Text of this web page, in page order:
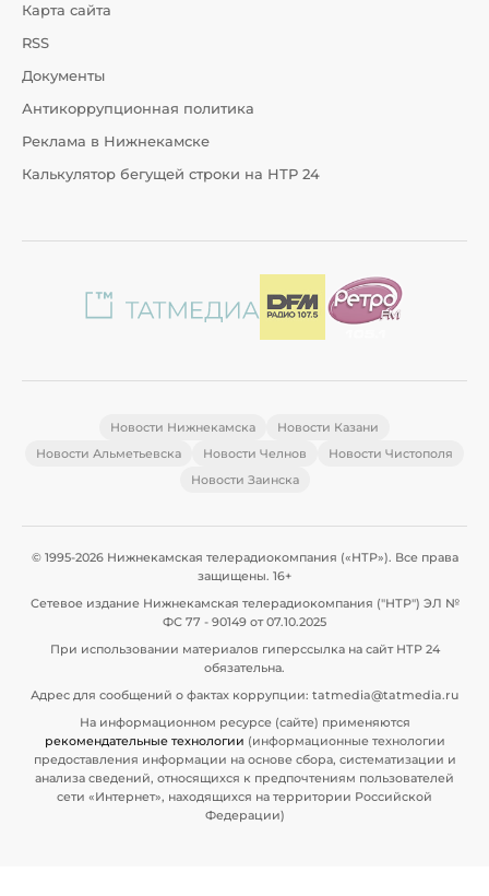
Карта сайта
RSS
Документы
Антикоррупционная политика
Реклама в Нижнекамске
Калькулятор бегущей строки на НТР 24
Новости Нижнекамска
Новости Казани
Новости Альметьевска
Новости Челнов
Новости Чистополя
Новости Заинска
© 1995-2026 Нижнекамская телерадиокомпания («НТР»). Все права
защищены. 16+
Сетевое издание Нижнекамская телерадиокомпания ("НТР") ЭЛ №
ФС 77 - 90149 от 07.10.2025
При использовании материалов гиперссылка на сайт НТР 24
обязательна.
Адрес для сообщений о фактах коррупции: tatmedia@tatmedia.ru
На информационном ресурсе (сайте) применяются
рекомендательные технологии (информационные технологии
предоставления информации на основе сбора, систематизации и
анализа сведений, относящихся к предпочтениям пользователей
сети «Интернет», находящихся на территории Российской
Федерации)